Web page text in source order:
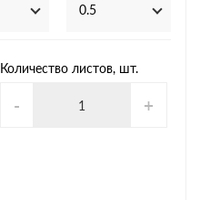
0.5
Количество листов, шт.
- +